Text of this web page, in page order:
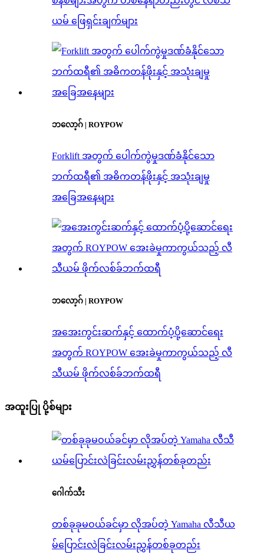
ယမ် ဖြေရှင်းချက်များ
ဘလော့ဂ် | ROYPOW
Forklift အတွက် ပေါက်ကွဲမှုဒဏ်ခံနိုင်သော
ဘက်ထရီ၏ အဓိကတန်ဖိုးနှင့် အသုံးချမှု
အခြေအနေများ
ဘလော့ဂ် | ROYPOW
အအေးကွင်းဆက်နှင့် ထောက်ပံ့ပို့ဆောင်ရေး
အတွက် ROYPOW အေးခဲမှုကာကွယ်သည့် လီ
သီယမ် ဖိုက်လစ်ခ်ဘက်ထရီ
အထူးပြု ပို့စ်များ
ဂေါက်သီး
တစ်ခုခုမဝယ်ခင်မှာ လိုအပ်တဲ့ Yamaha လီသီယ
မ်ပြောင်းလဲခြင်းလမ်းညွှန်တစ်ခုတည်း